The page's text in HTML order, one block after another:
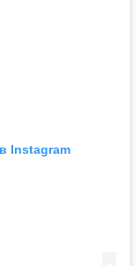
Instagram